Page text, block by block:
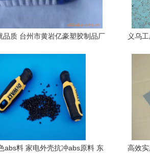
品质 台州市黄岩亿豪塑胶制品厂
义乌
abs料 家电外壳抗冲abs原料 东 高效